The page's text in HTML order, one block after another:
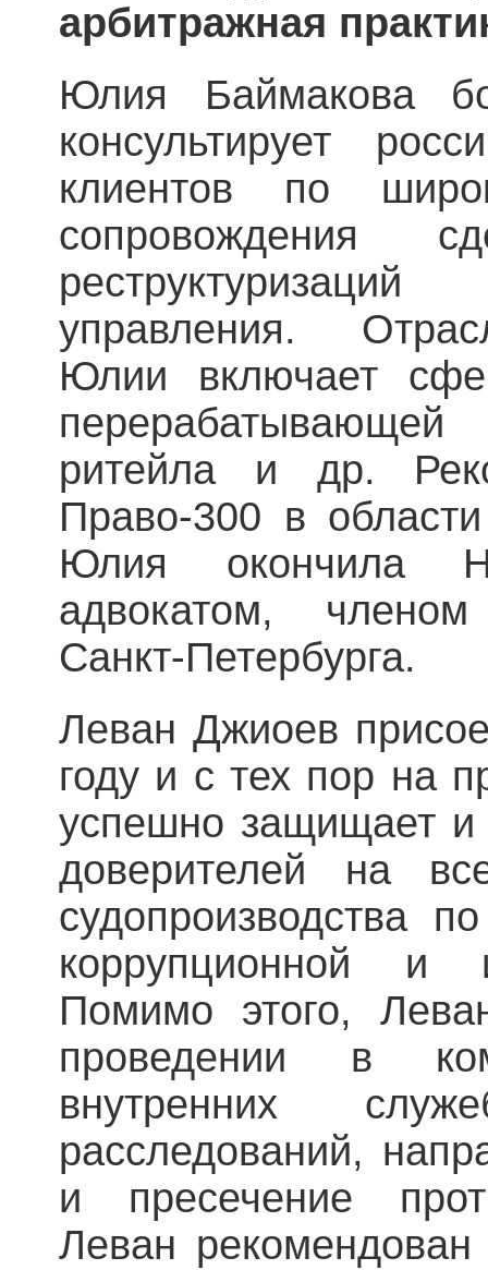
арбитражная
Юлия Баймакова
консультирует
клиентов по
сопровождения
управления.
Юлии включает
ритейла и др.
Право-300 в
Юлия окончила
адвокатом,
Санкт-Петербурга.
Леван Джиоев
году и с тех пор на
успешно защищает и
доверителей на
судопроизводства
коррупционной и
Помимо этого,
проведении в
внутренних
расследований,
и пресечение
Леван